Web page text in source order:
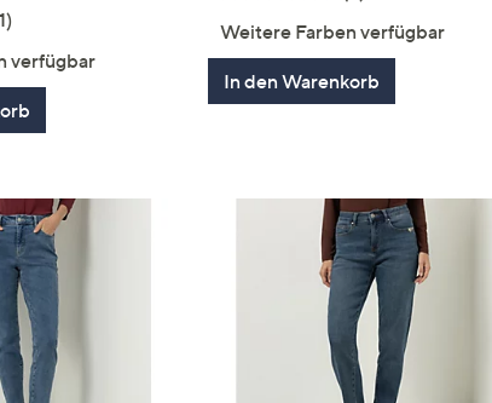
1
verfügbar
5
Weitere Farben verfügbar
In den Warenkorb